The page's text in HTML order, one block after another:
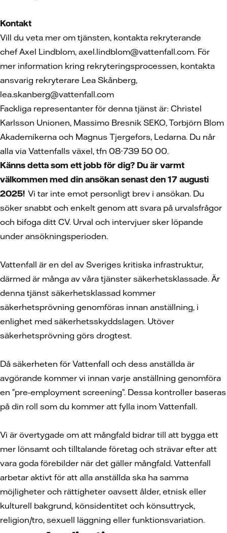
Kontakt
Vill du veta mer om tjänsten, kontakta rekryterande
chef Axel Lindblom, axel.lindblom@vattenfall.com. För
mer information kring rekryteringsprocessen, kontakta
ansvarig rekryterare Lea Skånberg,
lea.skanberg@vattenfall.com
Fackliga representanter för denna tjänst är: Christel
Karlsson Unionen, Massimo Bresnik SEKO, Torbjörn Blom
Akademikerna och Magnus Tjergefors, Ledarna. Du når
alla via Vattenfalls växel, tfn 08-739 50 00.
Känns detta som ett jobb för dig? Du är varmt
välkommen med din ansökan senast den 17 augusti
2025! Vi tar inte emot personligt brev i ansökan. Du
söker snabbt och enkelt genom att svara på urvalsfrågor
och bifoga ditt CV. Urval och intervjuer sker löpande
under ansökningsperioden.
Vattenfall är en del av Sveriges kritiska infrastruktur,
därmed är många av våra tjänster säkerhetsklassade. Är
denna tjänst säkerhetsklassad kommer
säkerhetsprövning genomföras innan anställning, i
enlighet med säkerhetsskyddslagen. Utöver
säkerhetsprövning görs drogtest.
Då säkerheten för Vattenfall och dess anställda är
avgörande kommer vi innan varje anställning genomföra
en ”pre-employment screening”. Dessa kontroller baseras
på din roll som du kommer att fylla inom Vattenfall.
Vi är övertygade om att mångfald bidrar till att bygga ett
mer lönsamt och tilltalande företag och strävar efter att
vara goda förebilder när det gäller mångfald. Vattenfall
arbetar aktivt för att alla anställda ska ha samma
möjligheter och rättigheter oavsett ålder, etnisk eller
kulturell bakgrund, könsidentitet och könsuttryck,
religion/tro, sexuell läggning eller funktionsvariation.